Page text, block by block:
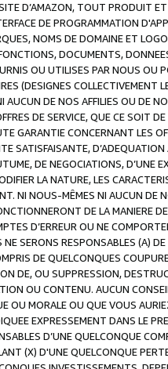
D’AMAZON, TOUT PRODUIT
DE PROGRAMMATION
NOMS DE DOMAINE ET
DOCUMENTS,
OU UTILISES PAR NOUS OU
(DESIGNES COLLECTIVEMENT
DE NOS AFFILIES OU DE
DE SERVICE, QUE CE SOIT
GARANTIE CONCERNANT LES
SATISFAISANTE,
DE NEGOCIATIONS, D’UNE
LA NATURE, LES
NI NOUS-MÊMES NI AUCUN DE
DE LA MANIERE
D’ERREUR OU NE
SERONS RESPONSABLES (A)
DE QUELCONQUES
DE, OU SUPPRESSION,
OU CONTENU. AUCUN
OU MORALE OU QUE VOUS
EXPRESSEMENT DANS LE
D’UNE QUELCONQUE
(X) D'UNE QUELCONQUE